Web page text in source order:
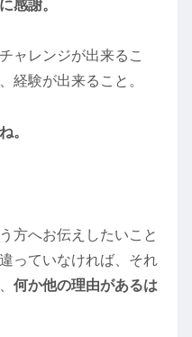
感謝。
ャレンジが出来るこ
経験が出来ること。
。
方へお伝えしたいこと
っていなければ、それ
何か他の理由があるは